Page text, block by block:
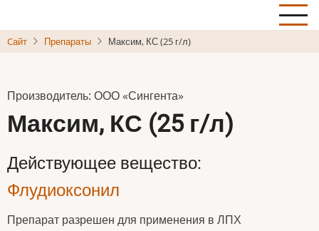
to
main
Cайт Препараты Максим, КС (25 г/л)
Производитель: ООО «Сингента»
Максим, КС (25 г/л)
Действующее вещество:
Флудиоксонил
Препарат разрешен для применения в ЛПХ